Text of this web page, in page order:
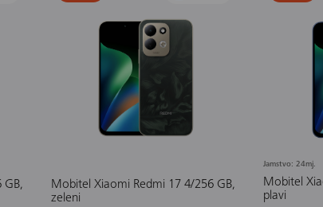
GB,
Mobitel Xiaomi Redmi 17 4/256 GB,
zeleni
Jamstvo: 24mj.
Mobitel
plavi